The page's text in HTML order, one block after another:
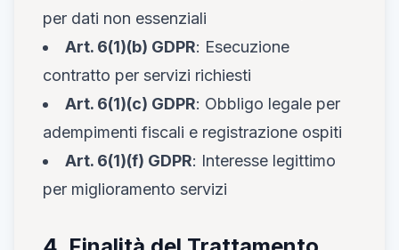
per dati non essenziali
Art. 6(1)(b) GDPR: Esecuzione
contratto per servizi richiesti
Art. 6(1)(c) GDPR: Obbligo legale per
adempimenti fiscali e registrazione ospiti
Art. 6(1)(f) GDPR: Interesse legittimo
per miglioramento servizi